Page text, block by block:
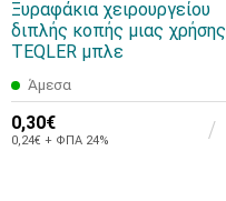
Ξυραφάκια χειρουργείου
διπλής κοπής μιας χρήσης
TEQLER μπλε
Άμεσα
0,30€
0,24€ + ΦΠΑ 24%